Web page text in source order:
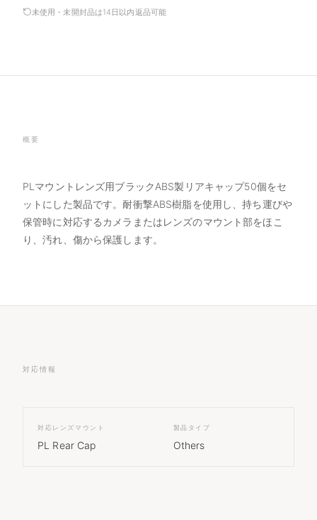
未使用・未開封品は14日以内返品可能
概要
PLマウントレンズ用ブラックABS製リアキャップ50個をセ
ットにした製品です。耐衝撃ABS樹脂を使用し、持ち運びや
保管時に対応するカメラまたはレンズのマウント部をほこ
り、汚れ、傷から保護します。
対応情報
対応レンズマウント
PL Rear Cap
製品タイプ
Others